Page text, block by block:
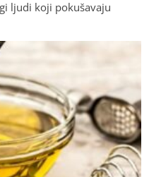
ljudi koji pokušavaju